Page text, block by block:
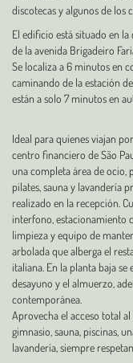
discotecas y algunos de los
El edificio está situado en
de la avenida Brigadeiro
Se localiza a 6 minutos en
caminando de la estación
están a solo 7 minutos en
Ideal para quienes viajan
centro financiero de São
una completa área de ocio,
pilates, sauna y lavandería
realizado en la recepción.
interfono, estacionamiento
limpieza y equipo de
arbolada que alberga el
italiana. En la planta baja
desayuno y el almuerzo,
contemporánea.
Aprovecha el acceso total
gimnasio, sauna, piscinas,
lavandería, siempre